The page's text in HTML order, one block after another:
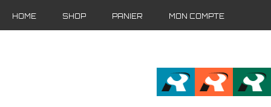
HOME SHOP PANIER MON COMPTE